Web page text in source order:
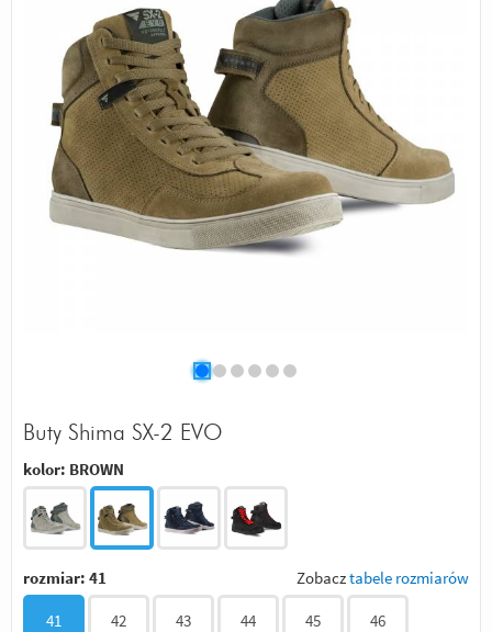
Buty Shima SX-2 EVO
kolor: BROWN
rozmiar: 41 Zobacztabele rozmiarów
41 42 43 44 45 46